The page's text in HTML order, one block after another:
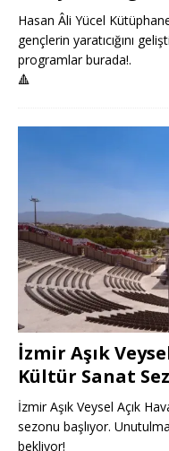
Hasan Âli Yücel
gençlerin yaratıcığını
programlar burada!.
🔺
İzmir Aşık
Kültür Sanat
İzmir Aşık Veysel Açık
sezonu başlıyor.
bekliyor!